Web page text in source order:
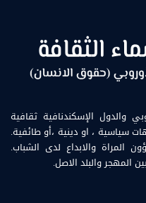
والدول الإسكندنافية ثقافية
سياسية ، او دينية ،أو طائفية.
المراة والابداع لدى الشباب.
المهجر والبلد الاصل.